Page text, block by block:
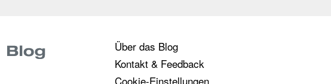
Über das Blog
Kontakt & Feedback
Cookie-Einstellungen